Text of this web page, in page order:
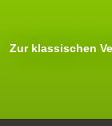
Zur klassischen